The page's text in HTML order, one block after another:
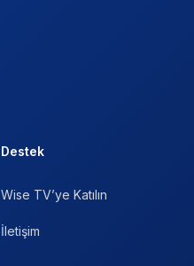
Destek
Wise TV’ye Katılın
İletişim